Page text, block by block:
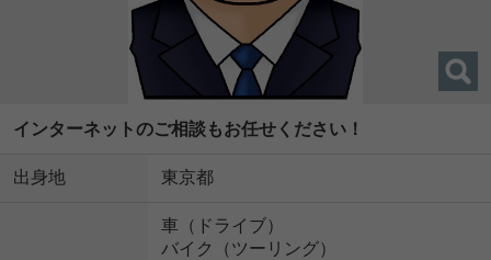
インターネットのご相談もお任せください！
出身地 東京都
車（ドライブ）
バイク（ツーリング）